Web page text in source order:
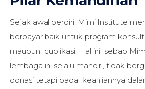
Sejak awal berdiri, Mimi Institute
berbayar baik untuk program
maupun publikasi. Hal ini sebab
lembaga ini selalu mandiri, tidak
donasi tetapi pada keahliannya